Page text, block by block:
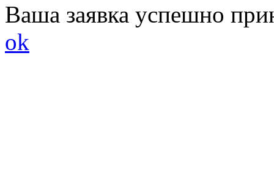
Ваша заявка успешно
ok